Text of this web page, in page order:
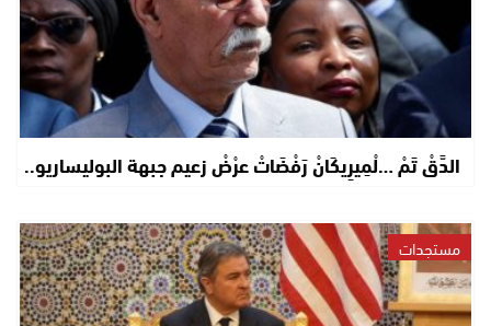
الدَّقْ تَمْ …لْمِيرِيكَانْ رَفْضَاتْ عرْضْ زعيم جبهة البوليساريو..
مستجدات